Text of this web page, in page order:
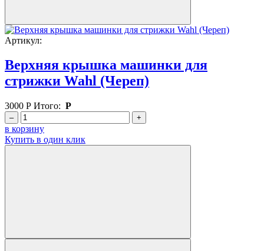
Артикул:
Верхняя крышка машинки для
стрижки Wahl (Череп)
3000 Р Итого: Р
– +
в корзину
Купить в один клик